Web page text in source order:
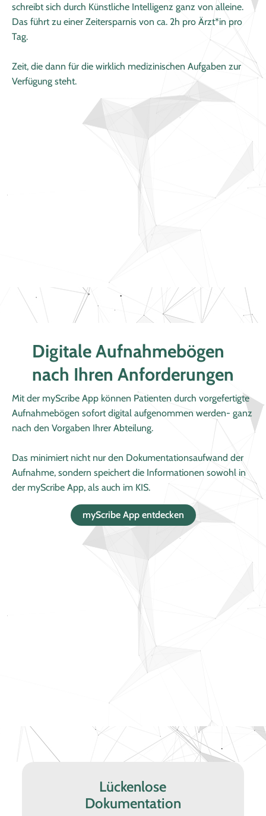
schreibt sich durch Künstliche Intelligenz ganz von alleine.
Das führt zu einer Zeitersparnis von ca. 2h pro Ärzt*in pro
Tag.
Zeit, die dann für die wirklich medizinischen Aufgaben zur
Verfügung steht.
Digitale Aufnahmebögen
nach Ihren Anforderungen
Mit der myScribe App können Patienten durch vorgefertigte
Aufnahmebögen sofort digital aufgenommen werden- ganz
nach den Vorgaben Ihrer Abteilung.
Das minimiert nicht nur den Dokumentationsaufwand der
Aufnahme, sondern speichert die Informationen sowohl in
der myScribe App, als auch im KIS.
myScribe App entdecken
Lückenlose
Dokumentation